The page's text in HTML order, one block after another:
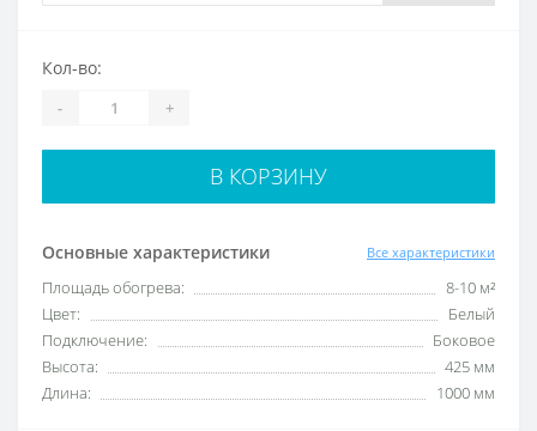
Основные характеристики Все характеристики
Площадь обогрева:
8-10 м²
Цвет:
Белый
Подключение:
Боковое
Высота:
425 мм
Длина:
1000 мм
Кол-во:
- +
В КОРЗИНУ